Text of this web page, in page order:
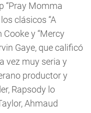
“Pray Momma
clásicos “A
Cooke y “Mercy
Gaye, que calificó
vez muy seria y
productor y
Rapsody lo
Ahmaud